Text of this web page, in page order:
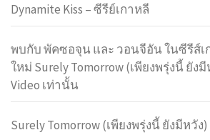
Dynamite Kiss – ซีรีย์เกาหลี
พบกับ พัคซอจุน และ วอนจีอัน ในซีรีส์เ
ใหม่ Surely Tomorrow (เพียงพรุ่งนี้ ยัง
Video เท่านั้น
Surely Tomorrow (เพียงพรุ่งนี้ ยังมีหวัง